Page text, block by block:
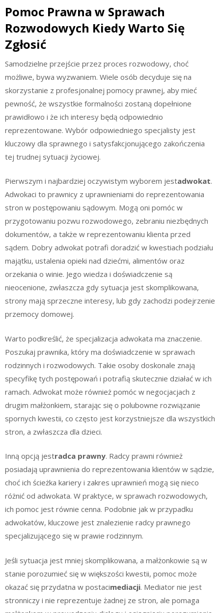
Pomoc Prawna w Sprawach
Rozwodowych Kiedy Warto Się
Zgłosić
Samodzielne przejście przez proces rozwodowy, choć
możliwe, bywa wyzwaniem. Wiele osób decyduje się na
skorzystanie z profesjonalnej pomocy prawnej, aby mieć
pewność, że wszystkie formalności zostaną dopełnione
prawidłowo i że ich interesy będą odpowiednio
reprezentowane. Wybór odpowiedniego specjalisty jest
kluczowy dla sprawnego i satysfakcjonującego zakończenia
tej trudnej sytuacji życiowej.
Pierwszym i najbardziej oczywistym wyborem jestadwokat.
Adwokaci to prawnicy z uprawnieniami do reprezentowania
stron w postępowaniu sądowym. Mogą oni pomóc w
przygotowaniu pozwu rozwodowego, zebraniu niezbędnych
dokumentów, a także w reprezentowaniu klienta przed
sądem. Dobry adwokat potrafi doradzić w kwestiach podziału
majątku, ustalenia opieki nad dziećmi, alimentów oraz
orzekania o winie. Jego wiedza i doświadczenie są
nieocenione, zwłaszcza gdy sytuacja jest skomplikowana,
strony mają sprzeczne interesy, lub gdy zachodzi podejrzenie
przemocy domowej.
Warto podkreślić, że specjalizacja adwokata ma znaczenie.
Poszukaj prawnika, który ma doświadczenie w sprawach
rodzinnych i rozwodowych. Takie osoby doskonale znają
specyfikę tych postępowań i potrafią skutecznie działać w ich
ramach. Adwokat może również pomóc w negocjacjach z
drugim małżonkiem, starając się o polubowne rozwiązanie
spornych kwestii, co często jest korzystniejsze dla wszystkich
stron, a zwłaszcza dla dzieci.
Inną opcją jestradca prawny. Radcy prawni również
posiadają uprawnienia do reprezentowania klientów w sądzie,
choć ich ścieżka kariery i zakres uprawnień mogą się nieco
różnić od adwokata. W praktyce, w sprawach rozwodowych,
ich pomoc jest równie cenna. Podobnie jak w przypadku
adwokatów, kluczowe jest znalezienie radcy prawnego
specjalizującego się w prawie rodzinnym.
Jeśli sytuacja jest mniej skomplikowana, a małżonkowie są w
stanie porozumieć się w większości kwestii, pomoc może
okazać się przydatna w postacimediacji. Mediator nie jest
stronniczy i nie reprezentuje żadnej ze stron, ale pomaga